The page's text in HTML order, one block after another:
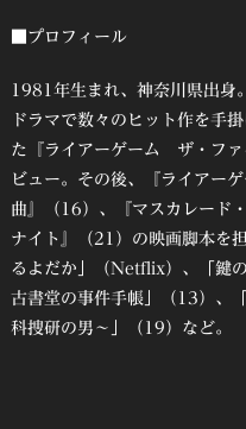
■プロフィール
1981年生まれ、神奈川県出身
ドラマで数々のヒット作を手
た『ライアーゲーム ザ・フ
ビュー。その後、『ライアー
曲』（16）、『マスカレード
ナイト』（21）の映画脚本を
るよだか」（Netflix）、「鍵
古書堂の事件手帳」（13）、
科捜研の男～」（19）など。